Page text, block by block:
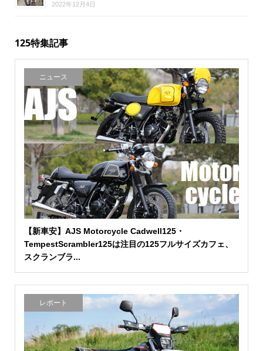
2022年12月4日
125特集記事
ニュース
【新車安】AJS Motorcycle Cadwell125・
TempestScrambler125は注目の125フルサイズカフェ、
スクランブラ...
レポート